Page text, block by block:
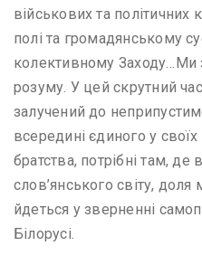
військових та
полі та громадянському
колективному Заходу…Ми
розуму. У цей скрутний час
залучений до
всередині єдиного у своїх
братства, потрібні там, де
слов’янського світу,
йдеться у зверненні
Білорусі.